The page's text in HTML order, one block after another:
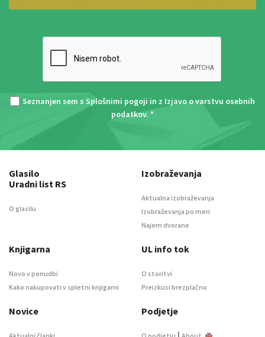
Seznanjen sem s Splošnimi pogoji in z Izjavo o varstvu osebnih
podatkov. *
Glasilo
Uradni list RS
O glasilu
Izobraževanja
Aktualna izobraževanja
Izobraževanja po meri
Najem dvorane
Knjigarna
Novo v ponudbi
Kako nakupovati v spletni knjigarni
UL info tok
O storitvi
Preizkusi brezplačno
Novice Podjetje